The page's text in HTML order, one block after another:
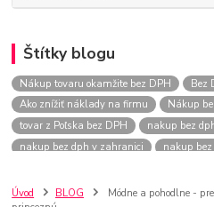
Štítky blogu
Nákup tovaru okamžite bez DPH Bez
Ako znížiť náklady na firmu
Nákup
tovar z Poľska bez DPH
nakup bez
nakup bez dph v zahranici
nakup
szco nakup bez dph
Smart hodinky
Úvod BLOG
Módne a pohodlne -